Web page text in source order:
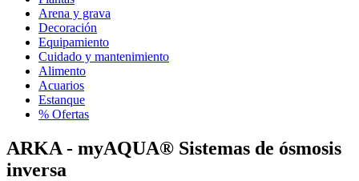
Arena y grava
Decoración
Equipamiento
Cuidado y mantenimiento
Alimento
Acuarios
Estanque
% Ofertas
ARKA - myAQUA® Sistemas de ósmosis
inversa